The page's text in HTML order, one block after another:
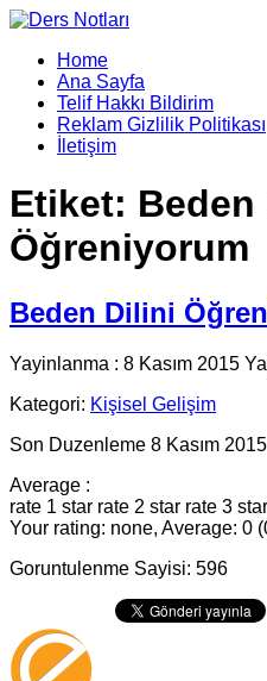
Home
Ana Sayfa
Telif Hakkı Bildirim
Reklam Gizlilik Politikası
İletişim
Etiket:
Öğreniyorum
Beden Dilini
Yayinlanma : 8 Kasım 2015
Kategori: Kişisel Gelişim
Son Duzenleme 8 Kasım 2015
Average :
rate 1 star rate 2 star rate 3 star
Your rating: none, Average: 0
Goruntulenme Sayisi: 596